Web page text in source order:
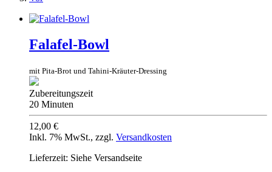
Falafel-Bowl
mit Pita-Brot und Tahini-Kräuter-Dressing
Zubereitungszeit
20 Minuten
12,00 €
Inkl. 7% MwSt., zzgl. Versandkosten
Lieferzeit: Siehe Versandseite